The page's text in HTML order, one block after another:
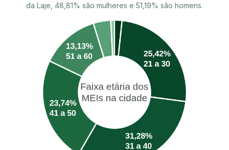
da Laje, 48,81% são mulheres e 51,19% são homens.